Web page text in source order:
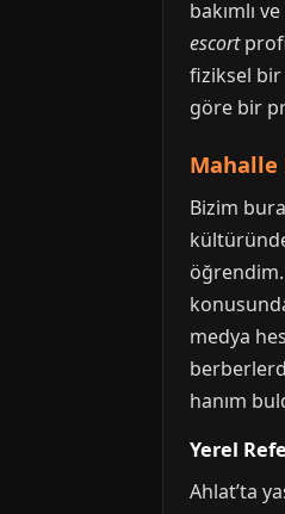
bakımlı
escort
fiziksel bir
göre bir
Mahalle
Bizim
medya
hanım
Yerel
Ahlat’ta